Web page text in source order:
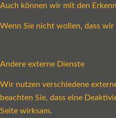
Auch können wir mit den
Wenn Sie nicht wollen, dass
Andere externe Dienste
Wir nutzen verschiedene
beachten Sie, dass eine
Seite wirksam.